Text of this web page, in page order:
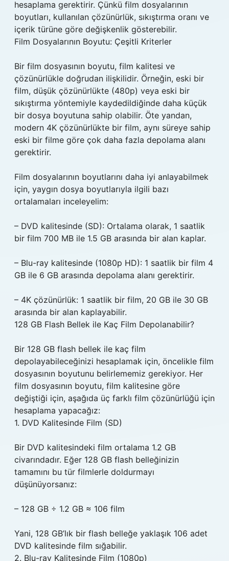
hesaplama gerektirir. Çünkü film dosyalarının
boyutları, kullanılan çözünürlük, sıkıştırma oranı ve
içerik türüne göre değişkenlik gösterebilir.
Film Dosyalarının Boyutu: Çeşitli Kriterler
Bir film dosyasının boyutu, film kalitesi ve
çözünürlükle doğrudan ilişkilidir. Örneğin, eski bir
film, düşük çözünürlükte (480p) veya eski bir
sıkıştırma yöntemiyle kaydedildiğinde daha küçük
bir dosya boyutuna sahip olabilir. Öte yandan,
modern 4K çözünürlükte bir film, aynı süreye sahip
eski bir filme göre çok daha fazla depolama alanı
gerektirir.
Film dosyalarının boyutlarını daha iyi anlayabilmek
için, yaygın dosya boyutlarıyla ilgili bazı
ortalamaları inceleyelim:
– DVD kalitesinde (SD): Ortalama olarak, 1 saatlik
bir film 700 MB ile 1.5 GB arasında bir alan kaplar.
– Blu-ray kalitesinde (1080p HD): 1 saatlik bir film 4
GB ile 6 GB arasında depolama alanı gerektirir.
– 4K çözünürlük: 1 saatlik bir film, 20 GB ile 30 GB
arasında bir alan kaplayabilir.
128 GB Flash Bellek ile Kaç Film Depolanabilir?
Bir 128 GB flash bellek ile kaç film
depolayabileceğinizi hesaplamak için, öncelikle film
dosyasının boyutunu belirlememiz gerekiyor. Her
film dosyasının boyutu, film kalitesine göre
değiştiği için, aşağıda üç farklı film çözünürlüğü için
hesaplama yapacağız:
1. DVD Kalitesinde Film (SD)
Bir DVD kalitesindeki film ortalama 1.2 GB
civarındadır. Eğer 128 GB flash belleğinizin
tamamını bu tür filmlerle doldurmayı
düşünüyorsanız:
– 128 GB ÷ 1.2 GB ≈ 106 film
Yani, 128 GB’lık bir flash belleğe yaklaşık 106 adet
DVD kalitesinde film sığabilir.
2. Blu-ray Kalitesinde Film (1080p)